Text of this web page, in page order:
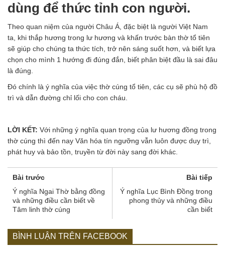
dùng để thức tỉnh con người.
Theo quan niệm của người Châu Á, đặc biệt là người Việt Nam
ta, khi thắp hương trong lư hương và khấn trước bàn thờ tổ tiên
sẽ giúp cho chúng ta thức tích, trở nên sáng suốt hơn, và biết lựa
chọn cho mình 1 hướng đi đúng đắn, biết phân biệt đầu là sai đâu
là đúng.
Đó chính là ý nghĩa của việc thờ cúng tổ tiên, các cụ sẽ phù hộ đồ
trì và dẫn đường chỉ lối cho con cháu.
LỜI KẾT: Với những ý nghĩa quan trọng của lư hương đồng trong
thờ cúng thì đến nay Văn hóa tín ngưỡng vẫn luôn được duy trì,
phát huy và bảo tồn, truyền từ đời này sang đời khác.
Bài trước
Ý nghĩa Ngai Thờ bằng đồng
và những điều cần biết về
Tâm linh thờ cúng
Bài tiếp
Ý nghĩa Lục Bình Đồng trong
phong thủy và những điều
cần biết
BÌNH LUẬN TRÊN FACEBOOK